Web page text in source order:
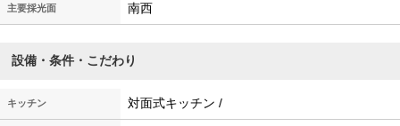
主要採光面 南西
設備・条件・こだわり
キッチン 対面式キッチン /